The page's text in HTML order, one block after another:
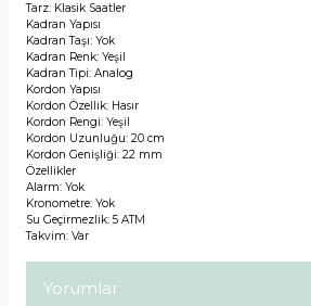
Tarz: Klasik Saatler
Kadran Yapısı
Kadran Taşı: Yok
Kadran Renk: Yeşil
Kadran Tipi: Analog
Kordon Yapısı
Kordon Özellik: Hasır
Kordon Rengi: Yeşil
Kordon Uzunluğu: 20 cm
Kordon Genişliği: 22 mm
Özellikler
Alarm: Yok
Kronometre: Yok
Su Geçirmezlik: 5 ATM
Takvim: Var
Yorumlar